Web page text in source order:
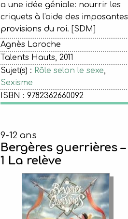
a une idée géniale: nourrir les
criquets à l'aide des imposantes
provisions du roi. [SDM]
Agnès Laroche
Talents Hauts, 2011
Sujet(s) : Rôle selon le sexe,
Sexisme
ISBN : 9782362660092
9-12 ans
Bergères guerrières –
1 La relève